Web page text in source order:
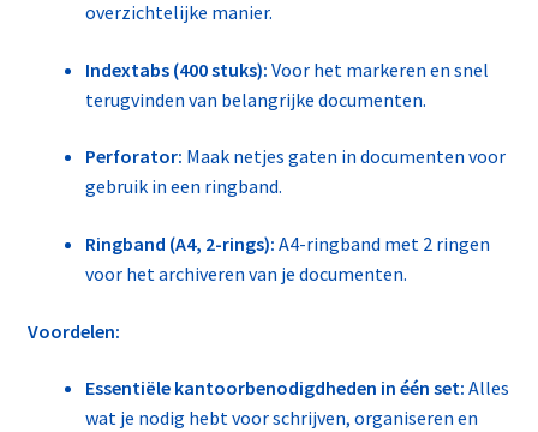
overzichtelijke manier.
Indextabs (400 stuks): Voor het markeren en snel
terugvinden van belangrijke documenten.
Perforator: Maak netjes gaten in documenten voor
gebruik in een ringband.
Ringband (A4, 2-rings): A4-ringband met 2 ringen
voor het archiveren van je documenten.
Voordelen:
Essentiële kantoorbenodigdheden in één set: Alles
wat je nodig hebt voor schrijven, organiseren en